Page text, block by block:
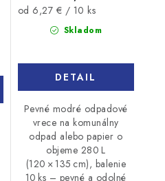
Skladom
Jednotková
od 6,27 € / 10 ks
DETAIL
Pevné modré odpadové
vrece na komunálny
odpad alebo papier o
objeme 280 L
(120 × 135 cm), balenie
10 ks – pevné a odolné